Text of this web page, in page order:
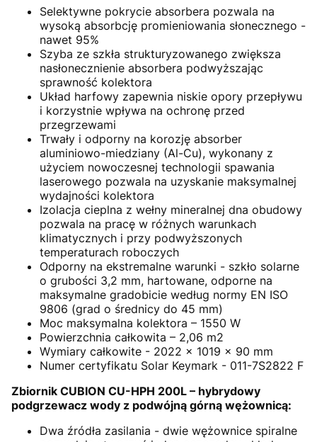
Selektywne pokrycie absorbera pozwala na
wysoką absorbcję promieniowania słonecznego -
nawet 95%
Szyba ze szkła strukturyzowanego zwiększa
nasłonecznienie absorbera podwyższając
sprawność kolektora
Układ harfowy zapewnia niskie opory przepływu
i korzystnie wpływa na ochronę przed
przegrzewami
Trwały i odporny na korozję absorber
aluminiowo-miedziany (Al-Cu), wykonany z
użyciem nowoczesnej technologii spawania
laserowego pozwala na uzyskanie maksymalnej
wydajności kolektora
Izolacja cieplna z wełny mineralnej dna obudowy
pozwala na pracę w różnych warunkach
klimatycznych i przy podwyższonych
temperaturach roboczych
Odporny na ekstremalne warunki - szkło solarne
o grubości 3,2 mm, hartowane, odporne na
maksymalne gradobicie według normy EN ISO
9806 (grad o średnicy do 45 mm)
Moc maksymalna kolektora – 1550 W
Powierzchnia całkowita – 2,06 m2
Wymiary całkowite - 2022 x 1019 x 90 mm
Numer certyfikatu Solar Keymark - 011-7S2822 F
Zbiornik CUBION CU-HPH 200L – hybrydowy
podgrzewacz wody z podwójną górną wężownicą:
Dwa źródła zasilania - dwie wężownice spiralne